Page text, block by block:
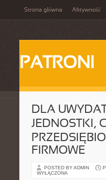
Strona główna Aktywność
PATRONI
DLA
JEDNOSTKI,
FIRMOWE
POSTED BY ADMIN
WYŁĄCZONA